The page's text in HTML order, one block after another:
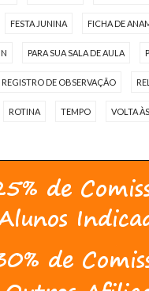
FESTA JUNINA FICHA DE
PARA SUA SALA DE AULA
REGISTRO DE OBSERVAÇÃO
ROTINA TEMPO VOLTA